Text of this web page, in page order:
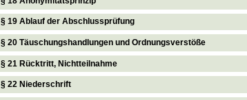
§ 19 Ablauf der Abschlussprüfung
§ 20 Täuschungshandlungen und Ordnungsverstöße
§ 21 Rücktritt, Nichtteilnahme
§ 22 Niederschrift